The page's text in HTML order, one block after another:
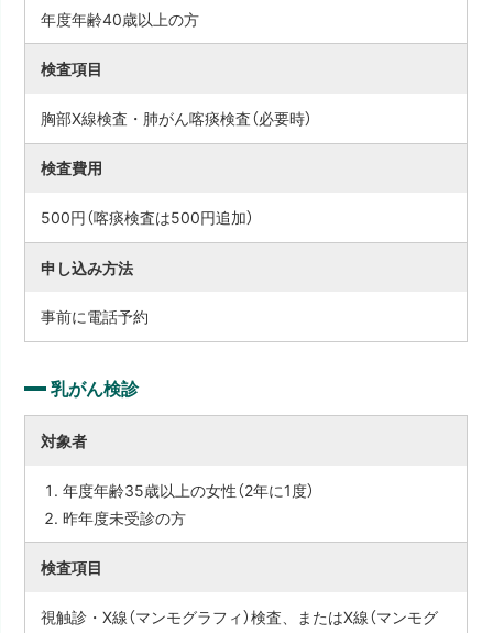
年度年齢40歳以上の方
検査項目
胸部X線検査・肺がん喀痰検査（必要時）
検査費用
500円（喀痰検査は500円追加）
申し込み方法
事前に電話予約
乳がん検診
対象者
年度年齢35歳以上の女性（2年に1度）
昨年度未受診の方
検査項目
視触診・X線（マンモグラフィ）検査、またはX線（マンモグ